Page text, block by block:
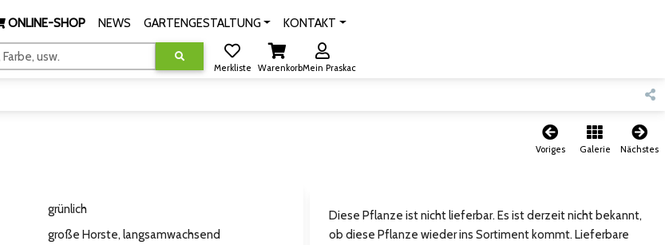
ONLINE-SHOP NEWS GARTENGESTALTUNG KONTAKT
usw.
Merkliste WarenkorbMein Praskac
Voriges Galerie Nächstes
Diese Pflanze ist nicht lieferbar. Es ist derzeit nicht bekannt,
ob diese Pflanze wieder ins Sortiment kommt. Lieferbare
grünlich
große Horste, langsamwachsend